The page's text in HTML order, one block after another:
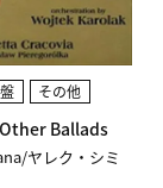
ヤレク・シミ
Ballads
その他